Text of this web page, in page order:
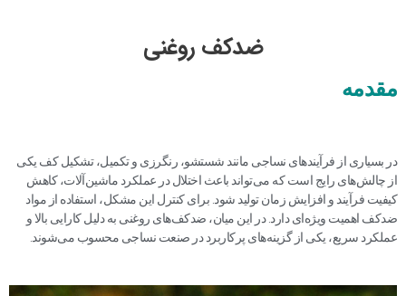
ضدکف روغنی
مقدمه
در بسیاری از فرآیندهای نساجی مانند شستشو، رنگرزی و تکمیل، تشکیل کف یکی
از چالش‌های رایج است که می‌تواند باعث اختلال در عملکرد ماشین‌آلات، کاهش
کیفیت فرآیند و افزایش زمان تولید شود. برای کنترل این مشکل، استفاده از مواد
ضدکف اهمیت ویژه‌ای دارد. در این میان، ضدکف‌های روغنی به دلیل کارایی بالا و
عملکرد سریع، یکی از گزینه‌های پرکاربرد در صنعت نساجی محسوب می‌شوند.